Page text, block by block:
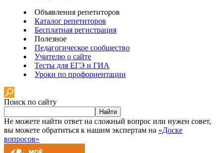
Объявления репетиторов
Каталог репетиторов
Бесплатная регистрация
Полезное
Педагогическое сообщество
Учителю о сайте
Тесты для ЕГЭ и ГИА
Уроки по профориентации
Поиск по сайту
Найти
Не можете найти ответ на сложный вопрос или нужен совет,
вы можете обратиться к нашим экспертам на «Доске
вопросов»